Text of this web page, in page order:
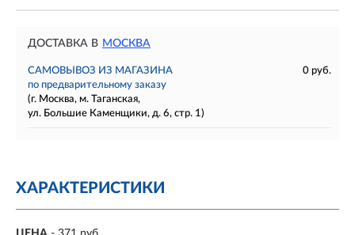
ДОСТАВКА В МОСКВА
САМОВЫВОЗ ИЗ МАГАЗИНА
0 руб.
по предварительному заказу
(г. Москва, м. Таганская,
ул. Большие Каменщики, д. 6, стр. 1)
ХАРАКТЕРИСТИКИ